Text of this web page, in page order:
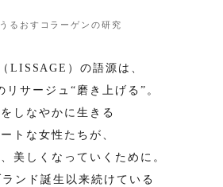
るおすコラーゲンの研究
LISSAGE）の語源は、
リサージュ“磨き上げる”。
しなやかに生きる
トな女性たちが、
美しくなっていくために。
ンド誕生以来続けている